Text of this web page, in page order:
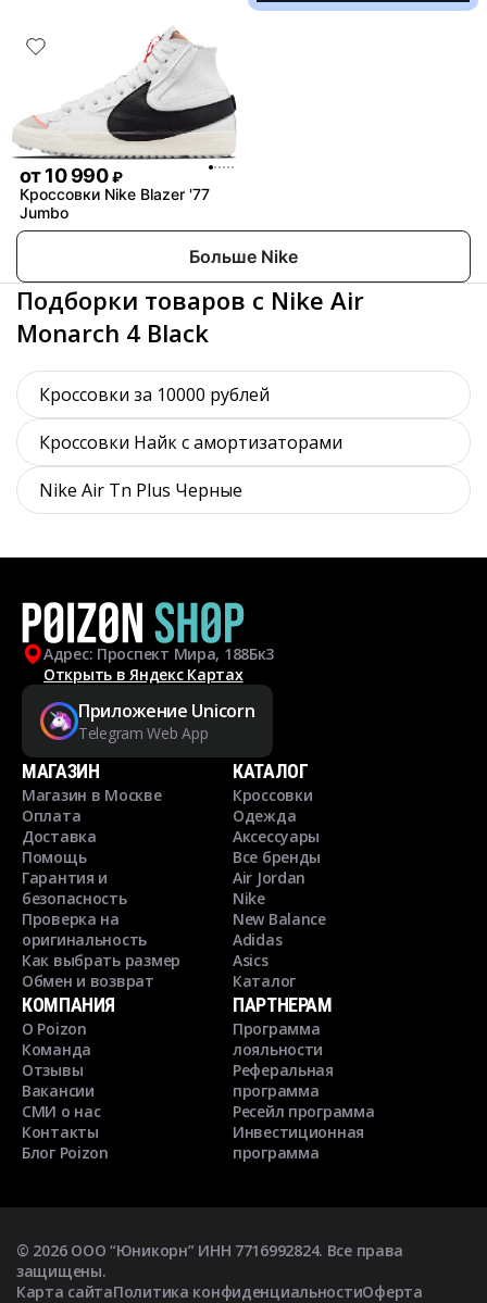
от10 990 ₽
Кроссовки Nike Blazer '77
Jumbo
Больше Nike
Подборки товаров с Nike Air
Monarch 4 Black
Кроссовки за 10000 рублей
Кроссовки Найк с амортизаторами
Nike Air Tn Plus Черные
Адрес: Проспект Мира, 188Бк3
Открыть в Яндекс Картах
Приложение Unicorn
Telegram Web App
МАГАЗИН
Магазин в Москве
Оплата
Доставка
Помощь
Гарантия и
безопасность
Проверка на
оригинальность
Как выбрать размер
Обмен и возврат
КАТАЛОГ
Кроссовки
Одежда
Аксессуары
Все бренды
Air Jordan
Nike
New Balance
Adidas
Asics
Каталог
КОМПАНИЯ
О Poizon
Команда
Отзывы
Вакансии
СМИ о нас
Контакты
Блог Poizon
ПАРТНЕРАМ
Программа
лояльности
Реферальная
программа
Ресейл программа
Инвестиционная
программа
© 2026ООО “Юникорн” ИНН 7716992824. Все права
защищены.
Карта сайтаПолитика конфиденциальностиОферта